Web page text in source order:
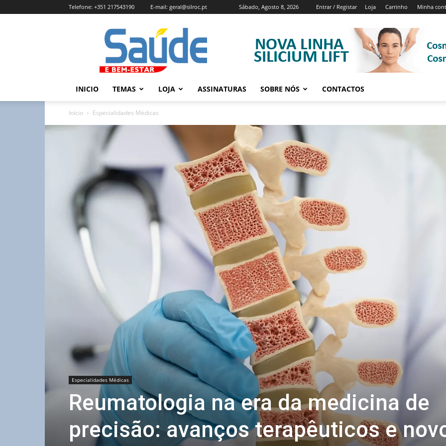
Sábado, Agosto 8, 2026 Entrar / Registar Loja Carrinho Minha
Telefone: +351 217543190 E-mail: geral@silroc.pt
Revista
Saúde
e
Bem
Estar
Edição
INICIO TEMAS LOJA ASSINATURAS SOBRE NÓS CONTACTOS
Início Especialidades Médicas
Especialidades Médicas
Reumatologia na era da medicina de
precisão: avanços terapêuticos e